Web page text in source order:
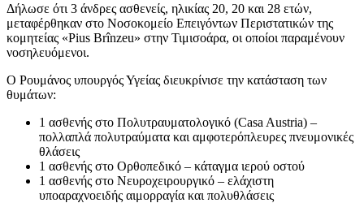
Δήλωσε ότι 3 άνδρες ασθενείς, ηλικίας 20, 20 και 28 ετών,
μεταφέρθηκαν στο Νοσοκομείο Επειγόντων Περιστατικών της
κομητείας «Pius Brînzeu» στην Τιμισοάρα, οι οποίοι παραμένουν
νοσηλευόμενοι.
Ο Ρουμάνος υπουργός Υγείας διευκρίνισε την κατάσταση των
θυμάτων:
1 ασθενής στο Πολυτραυματολογικό (Casa Austria) –
πολλαπλά πολυτραύματα και αμφοτερόπλευρες πνευμονικές
θλάσεις
1 ασθενής στο Ορθοπεδικό – κάταγμα ιερού οστού
1 ασθενής στο Νευροχειρουργικό – ελάχιστη
υποαραχνοειδής αιμορραγία και πολυθλάσεις